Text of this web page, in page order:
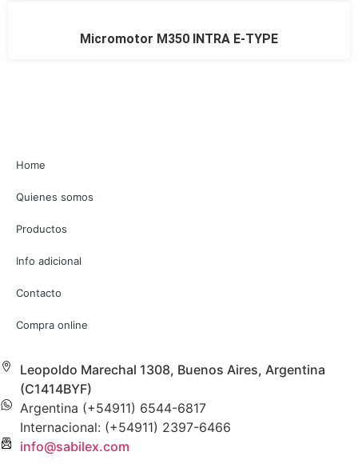
Micromotor M350 INTRA E-TYPE
Home
Quienes somos
Productos
Info adicional
Contacto
Compra online
Leopoldo Marechal 1308, Buenos Aires, Argentina
(C1414BYF)
Argentina (+54911) 6544-6817
Internacional: (+54911) 2397-6466
info@sabilex.com